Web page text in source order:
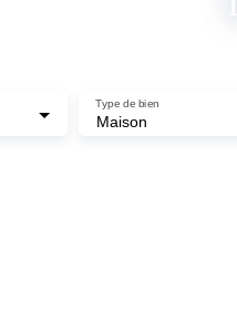
Maison
Type de bien